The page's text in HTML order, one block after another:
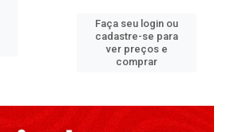
Faça seu login ou
cadastre-se para
ver preços e
comprar